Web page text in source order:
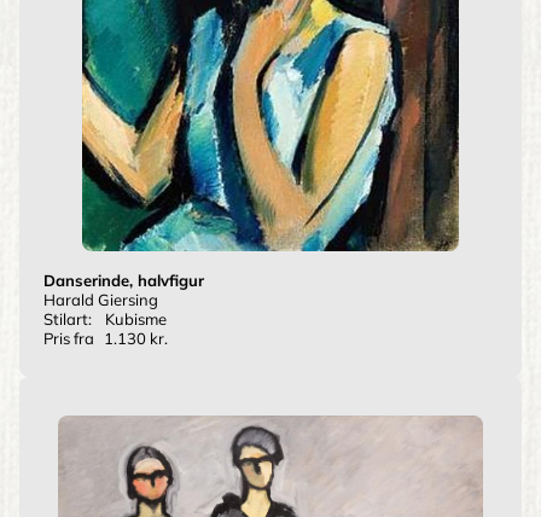
Danserinde, halvfigur
Harald Giersing
Stilart:
Kubisme
Pris fra
1.130 kr.